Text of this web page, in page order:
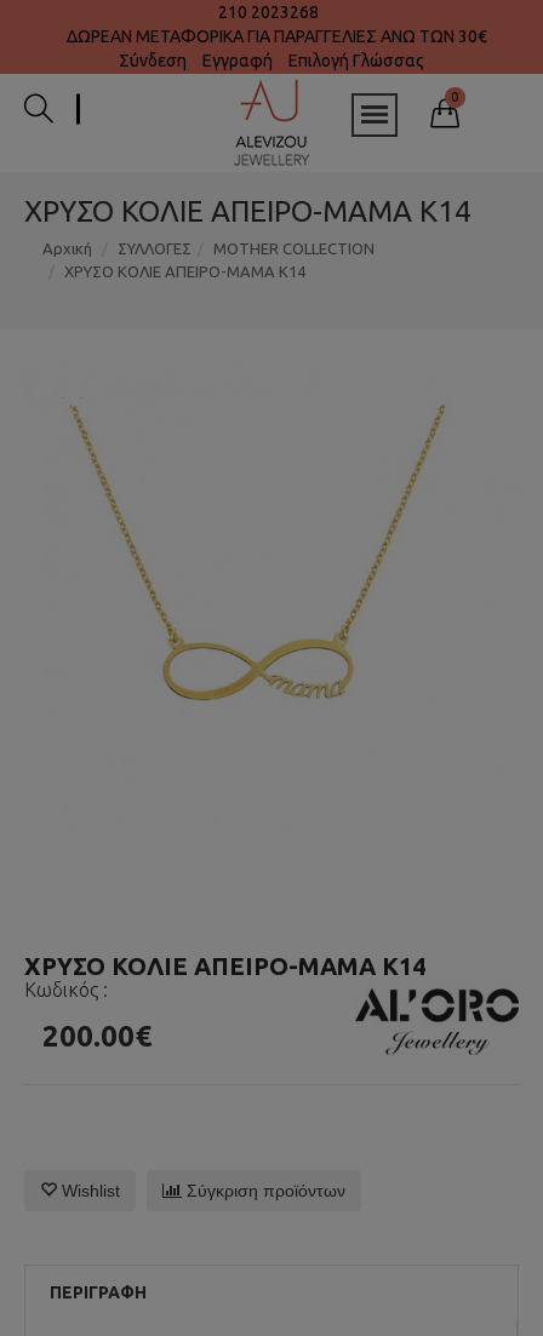
210 2023268
ΔΩΡΕΑΝ ΜΕΤΑΦΟΡΙΚΑ ΓΙΑ ΠΑΡΑΓΓΕΛΙΕΣ ΑΝΩ ΤΩΝ 30€
Σύνδεση
Εγγραφή Επιλογή Γλώσσας
0
ΧΡΥΣΟ ΚΟΛΙΕ ΑΠΕΙΡΟ-ΜΑΜΑ Κ14
Αρχική ΣΥΛΛΟΓΕΣ
MOTHER COLLECTION
ΧΡΥΣΟ ΚΟΛΙΕ ΑΠΕΙΡΟ-ΜΑΜΑ Κ14
ΧΡΥΣΟ ΚΟΛΙΕ ΑΠΕΙΡΟ-ΜΑΜΑ Κ14
Κωδικός :
200.00€
Wishlist Σύγκριση προϊόντων
ΠΕΡΙΓΡΑΦΉ